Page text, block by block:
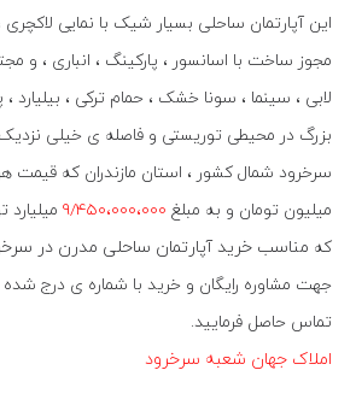
این آپارتمان ساحلی بسیار شیک با نمایی
مجوز ساخت با اسانسور ، پارکینگ ، انباری ، و
لابی ، سینما ، سونا خشک ، حمام ترکی ، بیلیارد
بزرگ در محیطی توریستی و فاصله ی خیلی
میلیون تومان و به مبلغ 9/450،000،000
که مناسب خرید آپارتمان ساحلی مدرن در
جهت مشاوره رایگان و خرید با شماره ی درج
تماس حاصل فرمایید.
املاک جهان شعبه سرخرود